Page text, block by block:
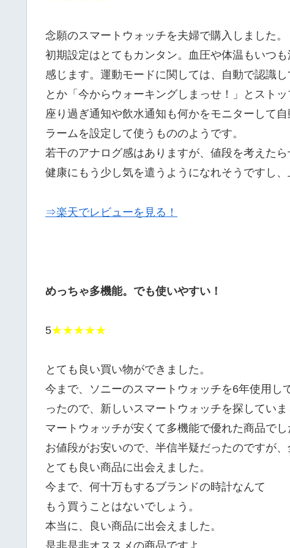
念願のスマートウォッチを夫婦で購入しました。
初期設定はとてもカンタン。血圧や体温もいつ
感じます。運動モードに関しては、自動で認識
とか「今からウォーキングしまっせ！」とスト
座り過ぎ通知や飲水通知も何かをモニターして
ラームを設定して使うもののようです。
若干のアナログ感はありますが、値段を考えたら
健康にもう少し気を遣うようになれそうですし
⇒楽天でレビューを見る！
めっちゃ多機能。でも使いやすい！
5★★★★★
とても良い買い物ができました。
今まで、ソニーのスマートウォッチを6年使用し
ったので、新しいスマートウォッチを探してい
マートウォッチが安くて多機能で優れた商品で
お値段がお安いので、半信半疑だったのですが、
とても良い商品に出会えました。
今まで、何十万もするブランドの時計なんて
もう買うことはないでしょう。
本当に、良い商品に出会えました。